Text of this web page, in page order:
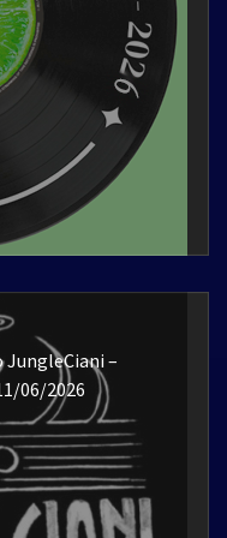
JungleCiani –
06/2026